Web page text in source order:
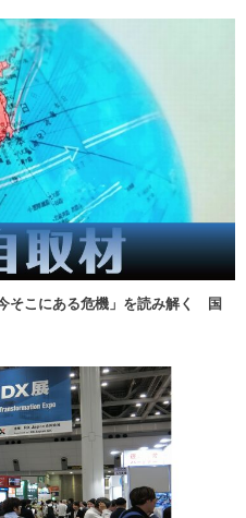
そこにある危機」を読み解く 国